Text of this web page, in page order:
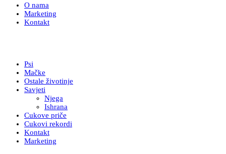
O nama
Marketing
Kontakt
Psi
Mačke
Ostale životinje
Savjeti
Njega
Ishrana
Cukove priče
Cukovi rekordi
Kontakt
Marketing